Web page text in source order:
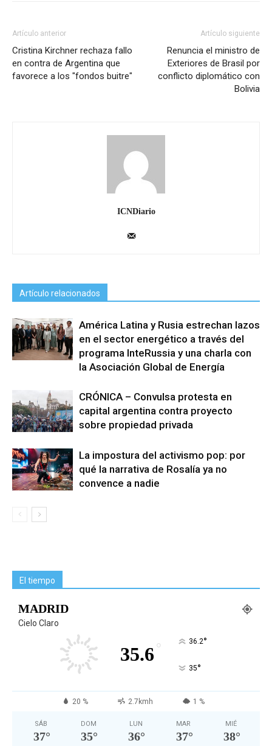
Artículo anterior
Cristina Kirchner rechaza fallo
en contra de Argentina que
favorece a los "fondos buitre"
Artículo siguiente
Renuncia el ministro de
Exteriores de Brasil por
conflicto diplomático con
Bolivia
ICNDiario
Artículo relacionados
América Latina y Rusia estrechan lazos
en el sector energético a través del
programa InteRussia y una charla con
la Asociación Global de Energía
CRÓNICA – Convulsa protesta en
capital argentina contra proyecto
sobre propiedad privada
La impostura del activismo pop: por
qué la narrativa de Rosalía ya no
convence a nadie
El tiempo
MADRID
Cielo Claro
35.6 ° 36.2°
35°
20 % 2.7kmh 1 %
SÁB
37°
DOM
35°
LUN
36°
MAR
37°
MIÉ
38°